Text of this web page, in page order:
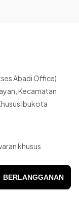
Abadi Office)
Kecamatan
Ibukota
khusus
BERLANGGANAN